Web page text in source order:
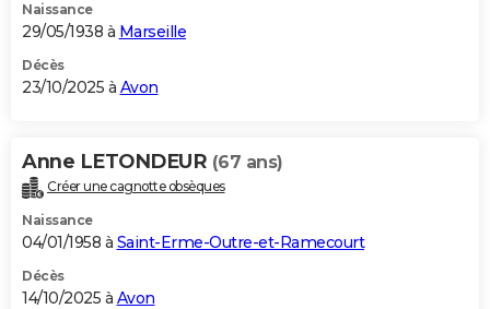
Naissance
29/05/1938 à Marseille
Décès
23/10/2025 à Avon
Anne LETONDEUR (67 ans)
Créer une cagnotte obsèques
Naissance
04/01/1958 à Saint-Erme-Outre-et-Ramecourt
Décès
14/10/2025 à Avon